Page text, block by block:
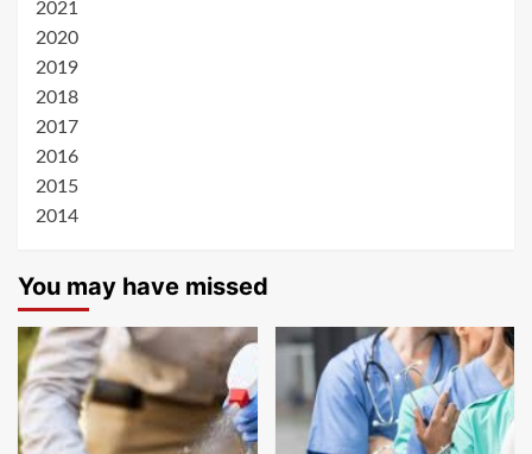
2021
2020
2019
2018
2017
2016
2015
2014
You may have missed